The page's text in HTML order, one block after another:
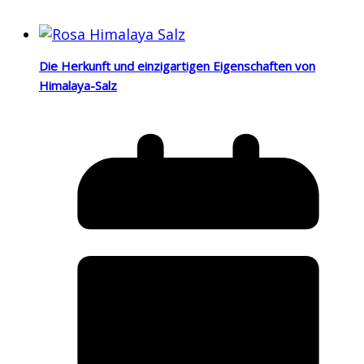
Die Herkunft und einzigartigen Eigenschaften von
Himalaya-Salz